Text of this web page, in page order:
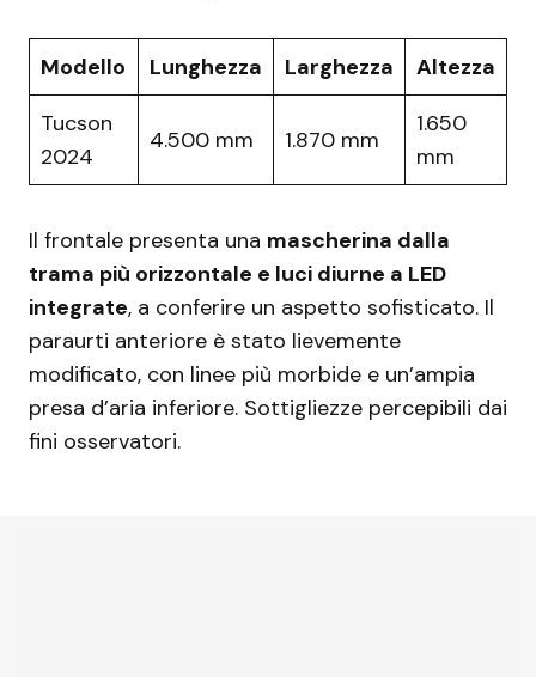
Modello Lunghezza Larghezza
Altezza
Tucson
2024
4.500 mm 1.870 mm
1.650
mm
Il frontale presenta una mascherina dalla
trama più orizzontale e luci diurne a LED
integrate, a conferire un aspetto sofisticato. Il
paraurti anteriore è stato lievemente
modificato, con linee più morbide e un’ampia
presa d’aria inferiore. Sottigliezze percepibili dai
fini osservatori.